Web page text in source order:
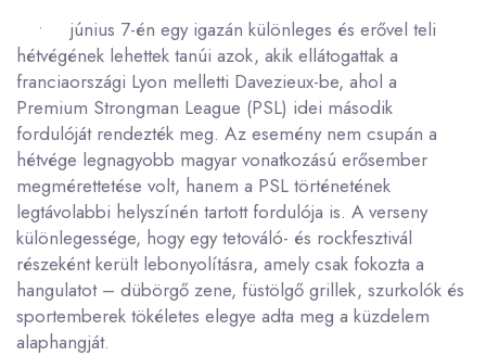
• június 7-én egy igazán különleges és erővel teli
hétvégének lehettek tanúi azok, akik ellátogattak a
franciaországi Lyon melletti Davezieux-be, ahol a
Premium Strongman League (PSL) idei második
fordulóját rendezték meg. Az esemény nem csupán a
hétvége legnagyobb magyar vonatkozású erősember
megmérettetése volt, hanem a PSL történetének
legtávolabbi helyszínén tartott fordulója is. A verseny
különlegessége, hogy egy tetováló- és rockfesztivál
részeként került lebonyolításra, amely csak fokozta a
hangulatot – dübörgő zene, füstölgő grillek, szurkolók és
sportemberek tökéletes elegye adta meg a küzdelem
alaphangját.